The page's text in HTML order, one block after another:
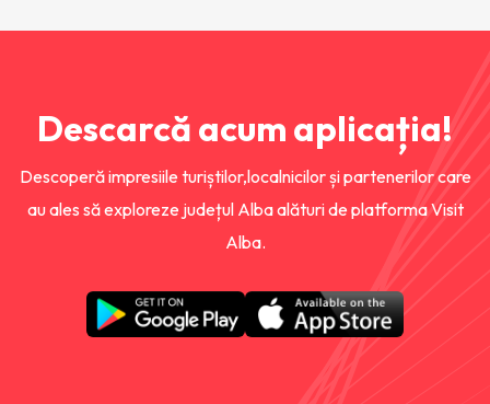
Descarcă acum aplicația!
Descoperă impresiile turiștilor,localnicilor și partenerilor care
au ales să exploreze județul Alba alături de platforma Visit
Alba.